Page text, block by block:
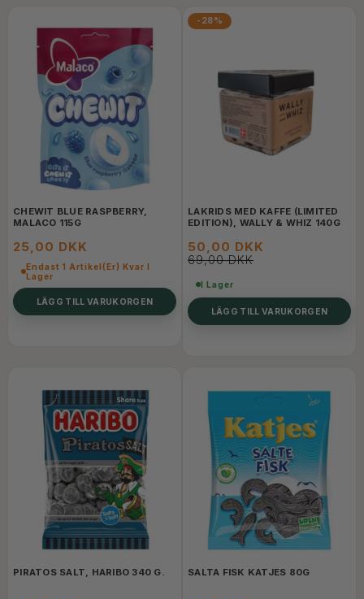
CHEWIT BLUE RASPBERRY,
MALACO 115G
25,00 DKK
Endast 1 Artikel(er) Kvar I
Lager
LÄGG TILL VARUKORGEN
-28%
LAKRIDS MED KAFFE (LIMITED
EDITION), WALLY & WHIZ 140G
50,00 DKK
69,00 DKK
I Lager
LÄGG TILL VARUKORGEN
PIRATOS SALT, HARIBO 340 G. SALTA FISK KATJES 80G